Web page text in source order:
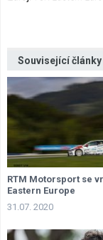
Související články
RTM Motorsport se
Eastern Europe
31.07. 2020